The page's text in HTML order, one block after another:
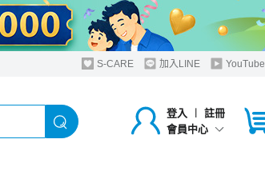
S-CARE 加入LINE YouTube
登入 ︱
註冊
會員中心